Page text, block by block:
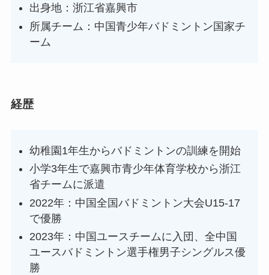
出身地：浙江省嘉興市
所属チーム：中国青少年バドミントン国家チ
ーム
経歴
幼稚園1年生からバドミントンの訓練を開始
小学3年生で嘉興市青少年体育学校から浙江
省チームに派遣
2022年：中国全国バドミントン大会U15-17
で優勝
2023年：中国ユースチームに入団、全中国
ユースバドミントン選手権男子シングルス優
勝